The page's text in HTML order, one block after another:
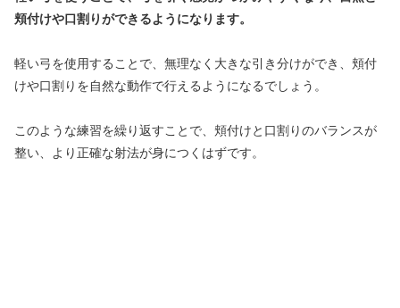
頬付けや口割りができるようになります。
軽い弓を使用することで、無理なく大きな引き分けができ、頬付
けや口割りを自然な動作で行えるようになるでしょう。
このような練習を繰り返すことで、頬付けと口割りのバランスが
整い、より正確な射法が身につくはずです。